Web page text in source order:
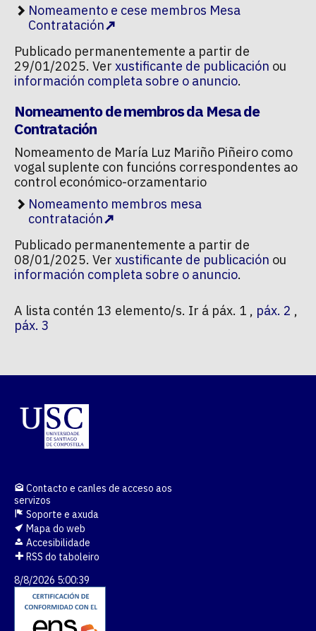
Nomeamento e cese membros Mesa
Contratación
Publicado permanentemente a partir de
29/01/2025. Ver xustificante de publicación ou
información completa sobre o anuncio.
Nomeamento de membros da Mesa de
Contratación
Nomeamento de María Luz Mariño Piñeiro como
vogal suplente con funcións correspondentes ao
control económico-orzamentario
Nomeamento membros mesa
contratación
Publicado permanentemente a partir de
08/01/2025. Ver xustificante de publicación ou
información completa sobre o anuncio.
A lista contén 13 elemento/s. Ir á páx. 1 , páx. 2 ,
páx. 3
Contacto e canles de acceso aos
servizos
Soporte e axuda
Mapa do web
Accesibilidade
RSS do taboleiro
8/8/2026 5:00:39